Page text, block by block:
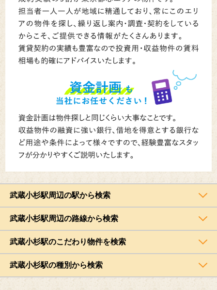
武蔵小杉駅周辺の駅から検索
武蔵小杉駅周辺の路線から検索
武蔵小杉駅のこだわり物件を検索
武蔵小杉駅の種別から検索